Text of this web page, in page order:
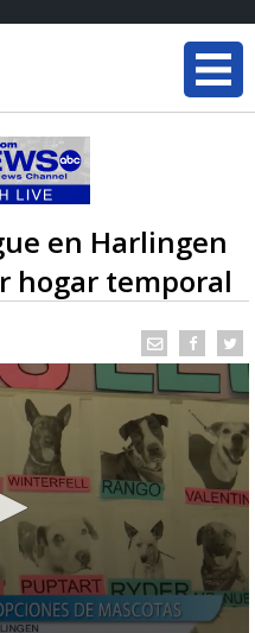
en Harlingen
hogar temporal